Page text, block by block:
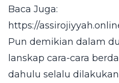
Baca Juga:
https://
Pun demikian dalam
lanskap cara-cara
dahulu selalu